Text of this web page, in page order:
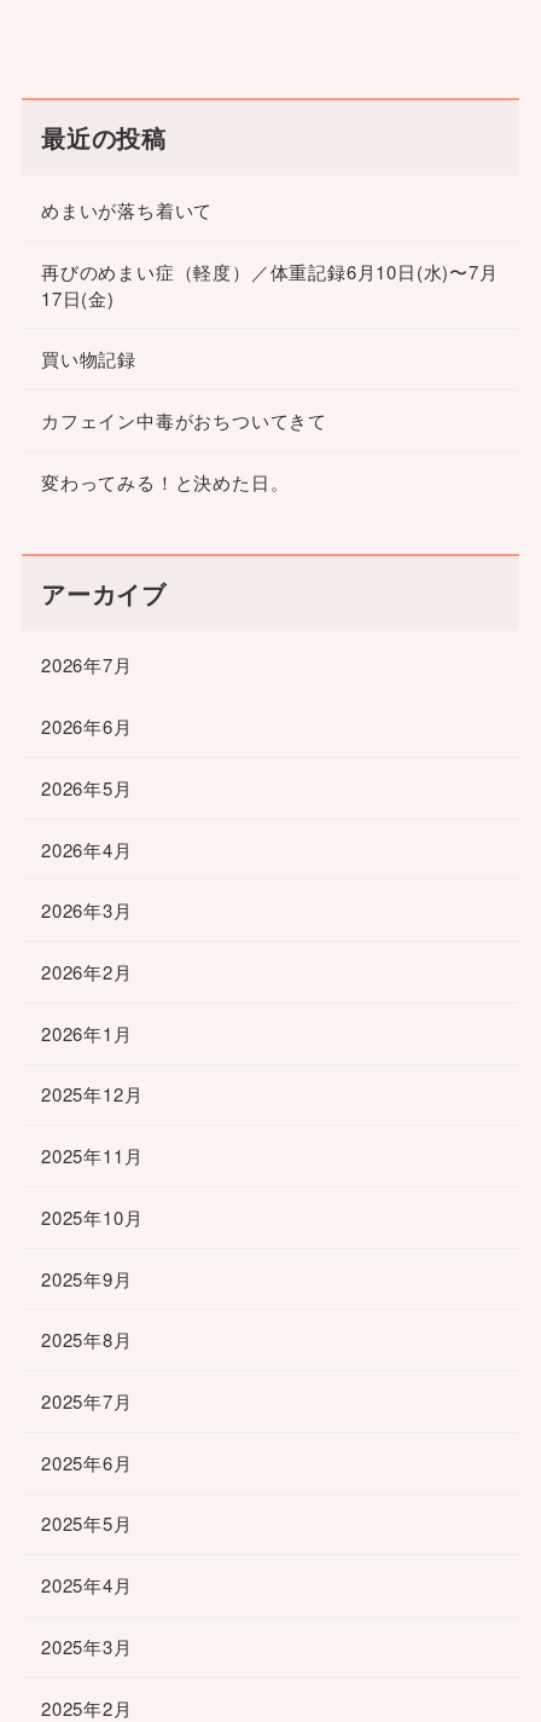
最近の投稿
めまいが落ち着いて
再びのめまい症（軽度）／体重記録6月10日(水)〜7月
17日(金)
買い物記録
カフェイン中毒がおちついてきて
変わってみる！と決めた日。
アーカイブ
2026年7月
2026年6月
2026年5月
2026年4月
2026年3月
2026年2月
2026年1月
2025年12月
2025年11月
2025年10月
2025年9月
2025年8月
2025年7月
2025年6月
2025年5月
2025年4月
2025年3月
2025年2月